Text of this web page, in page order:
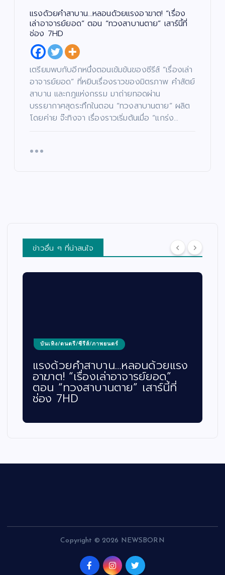
แรงด้วยคำสาบาน…หลอนด้วยแรงอาฆาต! “เรื่อง
เล่าอาจารย์ยอด” ตอน “ทวงสาบานตาย” เสาร์นี้ที่
ช่อง 7HD
เตรียมพบกับอีกหนึ่งตอนเข้มข้นของซีรีส์ “เรื่องเล่า
อาจารย์ยอด” ที่หยิบเรื่องราวของมิตรภาพ คำสัตย์
สาบาน และกฎแห่งกรรม มาถ่ายทอดผ่าน
บรรยากาศสุดระทึกในตอน “ทวงสาบานตาย” ผลิต
โดยค่าย จ๊ะทิงจา เรื่องราวเริ่มต้นเมื่อ “แกร่ง…
ข่าวอื่น ๆ ที่น่าสนใจ
ด้วยแรง
สาร์นี้ที่
บันเทิง/ดนตรี/ซีรีส์/ภาพยนตร์
แรงไม่หยุด! “เรื่องเล่าอาจารย์
ยอด” ตอน “นางฟ้าปากจัด”
เรตติ้งเดือด กระแทกใจคนดูทั่
Copyright © 2026 NEWSBORN